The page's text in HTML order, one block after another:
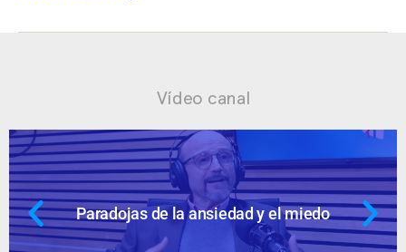
Vídeo canal
miedo Ansiedad: supuestos